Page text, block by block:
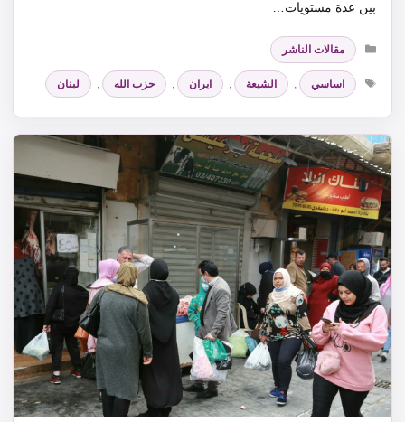
بين عدة مستويات…
التصنيفات
مقالات الناشر
الوسوم
اساسي , الشيعة , ايران , حزب الله , لبنان